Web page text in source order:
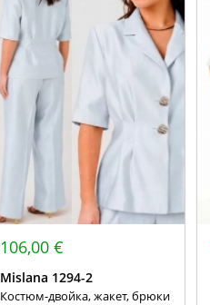
106,00 €
Mislana 1294-2
Костюм-двойка, жакет, брюки